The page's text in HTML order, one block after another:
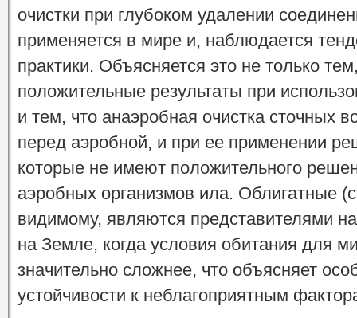
очистки при глубоком удалении
применяется в мире и, наблюдается
практики. Объясняется это не только
положительные результаты при
и тем, что анаэробная очистка сточных
перед аэробной, и при ее применении
которые не имеют положительного
аэробных организмов ила. Облигатные
видимому, являются представителями
на Земле, когда условия обитания для
значительно сложнее, что объясняет
устойчивости к неблагоприятным